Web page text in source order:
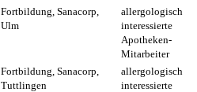
Fortbildung, Sanacorp,
Ulm
allergologisch
interessierte
Apotheken-
Mitarbeiter
Fortbildung, Sanacorp,
Tuttlingen
allergologisch
interessierte